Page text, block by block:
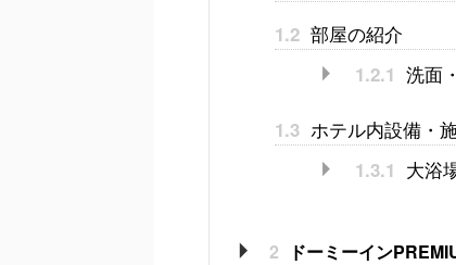
1.2 部屋の紹介
1.2.1 洗面
1.3 ホテル内設備・
1.3.1 大浴
2 ドーミーイン